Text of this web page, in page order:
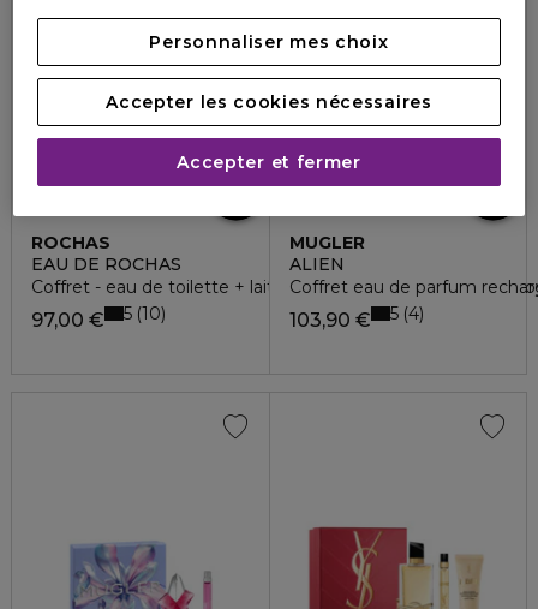
ROCHAS
EAU DE ROCHAS
Coffret - eau de toilette + lait pour le corps + vaporisateur
97,00 € 5 10
MUGLER
ALIEN
Coffret eau de parfum
103,90 € 5 4
Personnaliser mes choix
Accepter les cookies nécessaires
Accepter et fermer